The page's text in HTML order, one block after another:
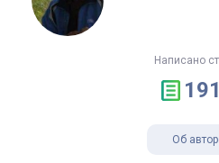
Написано
Об